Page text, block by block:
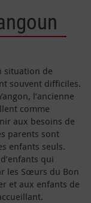
situation de
souvent difficiles.
l’ancienne
comme
aux besoins de
parents sont
enfants seuls.
qui
les Sœurs du Bon
et aux enfants de